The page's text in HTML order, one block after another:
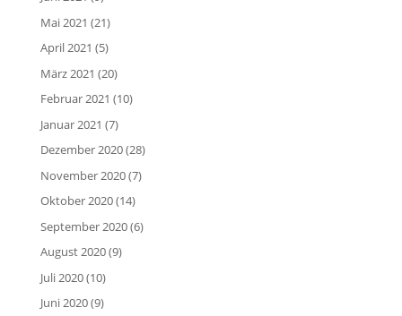
Mai 2021 (21)
April 2021 (5)
März 2021 (20)
Februar 2021 (10)
Januar 2021 (7)
Dezember 2020(28)
November 2020(7)
Oktober 2020(14)
September 2020(6)
August 2020(9)
Juli 2020(10)
Juni 2020(9)